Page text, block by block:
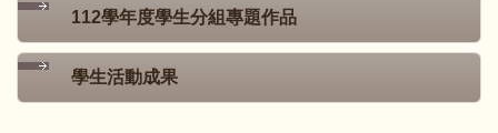
112學年度學生分組專題作品
學生活動成果